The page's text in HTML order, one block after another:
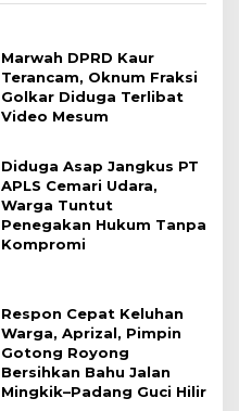
Marwah DPRD Kaur
Terancam, Oknum Fraksi
Golkar Diduga Terlibat
Video Mesum
Diduga Asap Jangkus PT
APLS Cemari Udara,
Warga Tuntut
Penegakan Hukum Tanpa
Kompromi
Respon Cepat Keluhan
Warga, Aprizal, Pimpin
Gotong Royong
Bersihkan Bahu Jalan
Mingkik–Padang Guci Hilir